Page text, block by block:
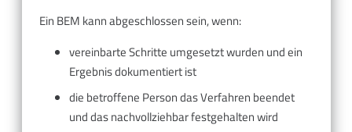
Ein BEM kann abgeschlossen sein, wenn:
vereinbarte Schritte umgesetzt wurden und ein
Ergebnis dokumentiert ist
die betroffene Person das Verfahren beendet
und das nachvollziehbar festgehalten wird